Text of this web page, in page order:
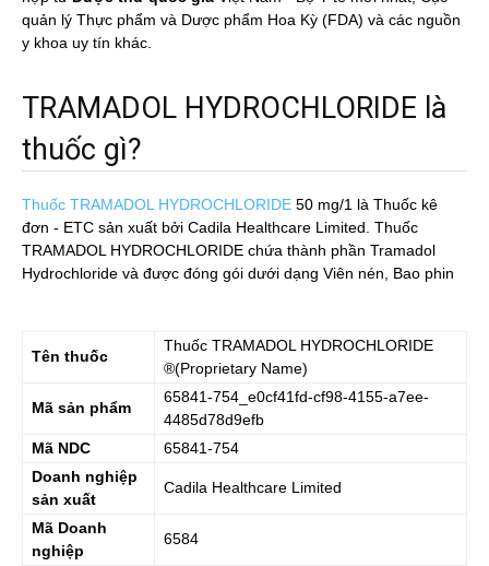
quản lý Thực phẩm và Dược phẩm Hoa Kỳ (FDA) và các nguồn
y khoa uy tín khác.
TRAMADOL HYDROCHLORIDE là
thuốc gì?
Thuốc TRAMADOL HYDROCHLORIDE 50 mg/1 là Thuốc kê
đơn - ETC sản xuất bởi Cadila Healthcare Limited. Thuốc
TRAMADOL HYDROCHLORIDE chứa thành phần Tramadol
Hydrochloride và được đóng gói dưới dạng Viên nén, Bao phin
Tên thuốc
Thuốc TRAMADOL HYDROCHLORIDE
®(Proprietary Name)
Mã sản phẩm
65841-754_e0cf41fd-cf98-4155-a7ee-
4485d78d9efb
Mã NDC
65841-754
Doanh nghiệp
sản xuất
Cadila Healthcare Limited
Mã Doanh
nghiệp
6584